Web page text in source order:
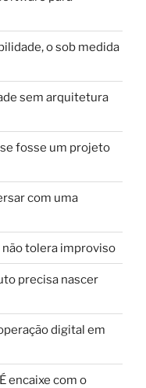
o sob medida
sem arquitetura
fosse um projeto
com uma
tolera improviso
precisa nascer
digital em
encaixe com o